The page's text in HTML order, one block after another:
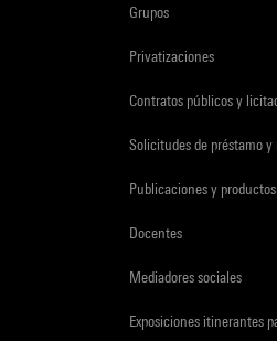
Grupos
Privatizaciones
Contratos públicos y
Solicitudes de préstamo
Publicaciones y productos
Docentes
Mediadores sociales
Exposiciones itinerantes